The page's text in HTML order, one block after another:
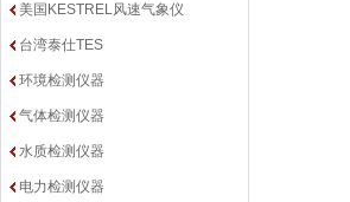
美国KESTREL风速气象仪
台湾泰仕TES
环境检测仪器
气体检测仪器
水质检测仪器
电力检测仪器